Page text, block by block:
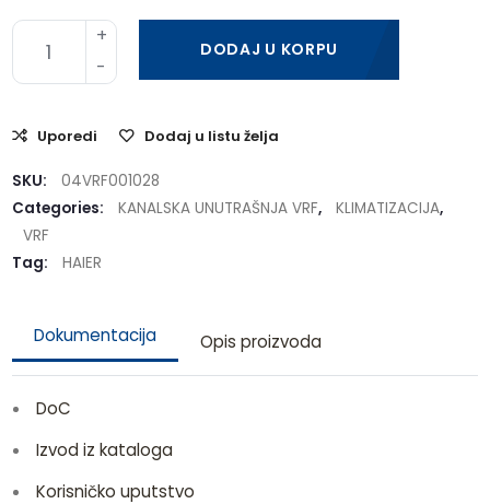
DODAJ U KORPU
Uporedi Dodaj u listu želja
SKU:
04VRF001028
Categories:
KANALSKA UNUTRAŠNJA VRF, KLIMATIZACIJA,
VRF
Tag:
HAIER
Dokumentacija Opis proizvoda
DoC
Izvod iz kataloga
Korisničko uputstvo